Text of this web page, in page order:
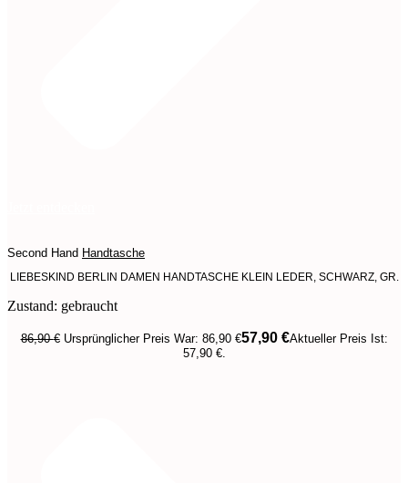
Second Hand Handtasche
LIEBESKIND BERLIN DAMEN HANDTASCHE KLEIN LEDER, SCHWARZ, GR.
Zustand: gebraucht
86,90€ Ursprünglicher Preis War: 86,90 €57,90 €Aktueller Preis Ist:
57,90 €.